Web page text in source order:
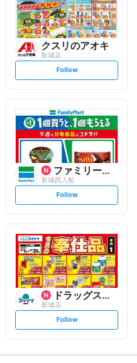
クスリのアオキ
新城店
s
t
l
o
w
Follow
ファミリーマート
新城西入船
s
t
l
o
w
Follow
ドラッグスギヤマ
新城店
s
t
Follow